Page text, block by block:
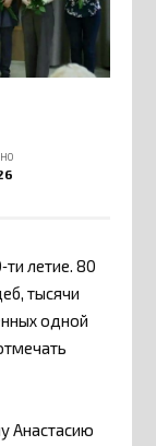
летие. 80
тысячи
одной
Анастасию